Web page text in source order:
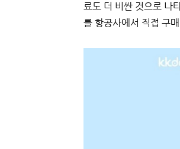
료도 더 비싼 것으로 나
를 항공사에서 직접 구